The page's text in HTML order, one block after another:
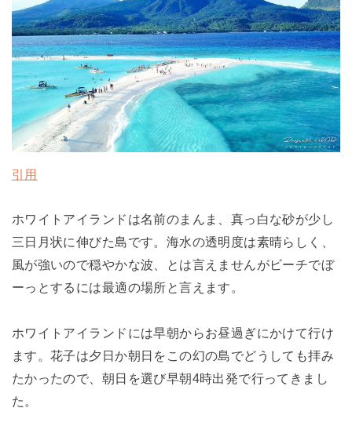
引用
ホワイトアイランドは名前のまんま、真っ白な砂が少し
三日月状に伸びた島です。海水の透明度は素晴らしく、
風が強いので穏やかな波、とは言えませんがビーチでぼ
ーっとするには最適の場所と言えます。
ホワイトアイランドには早朝からお昼過ぎにかけて行け
ます。花子は夕日か朝日をこの幻の島でどうしても拝み
たかったので、朝日を選び早朝4時出発で行ってきまし
た。